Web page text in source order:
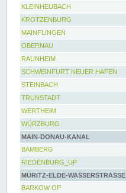
KLEINHEUBACH
KROTZENBURG
MAINFLINGEN
OBERNAU
RAUNHEIM
SCHWEINFURT NEUER HAFEN
STEINBACH
TRUNSTADT
WERTHEIM
WÜRZBURG
MAIN-DONAU-KANAL
BAMBERG
RIEDENBURG_UP
MÜRITZ-ELDE-WASSERSTRASSE
BARKOW OP